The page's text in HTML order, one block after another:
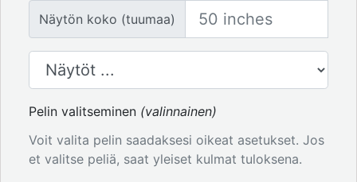
Näytön koko (tuumaa)
Näyttöjen määrä
Pelin valitseminen (valinnainen)
Voit valita pelin saadaksesi oikeat asetukset. Jos
et valitse peliä, saat yleiset kulmat tuloksena.